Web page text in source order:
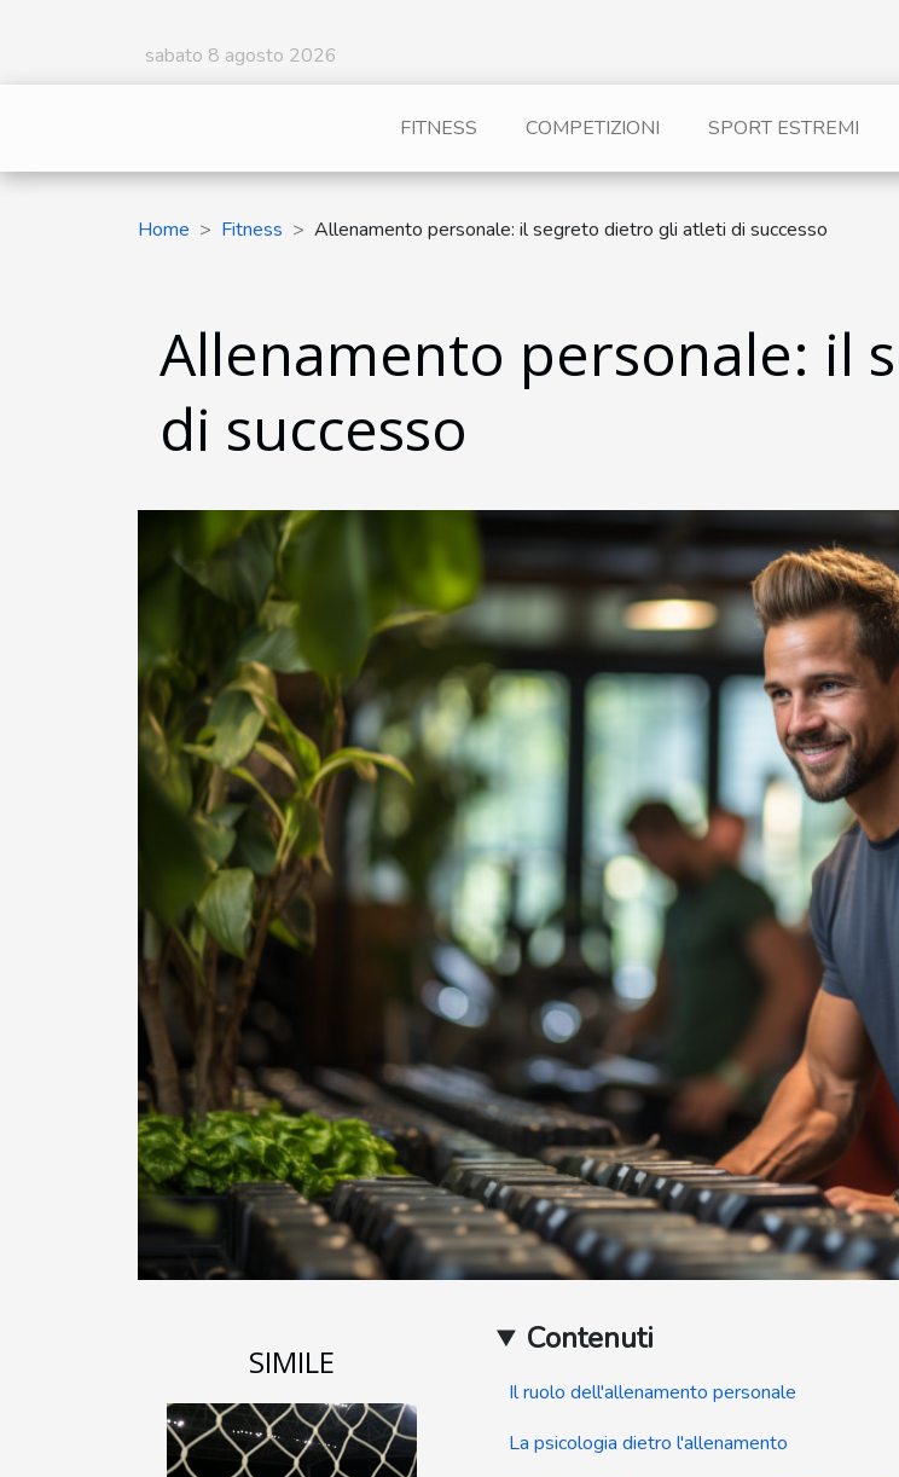
sabato 8 agosto 2026
FITNESS COMPETIZIONI SPORT ESTREMI
Home Fitness Allenamento personale: il segreto dietro gli atleti di successo
Allenamento personale: il
di successo
SIMILE
Contenuti
Il ruolo dell'allenamento personale
La psicologia dietro l'allenamento